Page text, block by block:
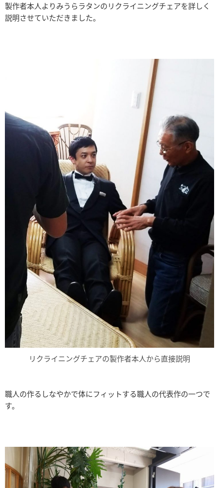
製作者本人よりみうらラタンのリクライニングチェアを詳しく
説明させていただきました。
リクライニングチェアの製作者本人から直接説明
職人の作るしなやかで体にフィットする職人の代表作の一つで
す。